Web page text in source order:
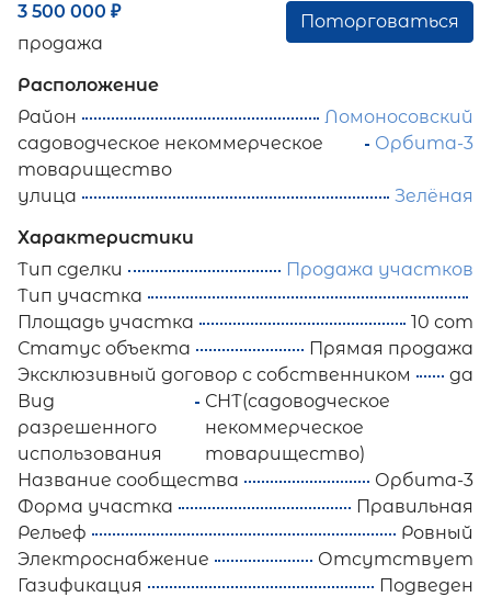
3 500 000 ₽
продажа
Поторговаться
Расположение
Район
Ломоносовский
садоводческое некоммерческое
товарищество
Орбита-3
улица
Зелёная
Характеристики
Тип сделки
Продажа участков
Тип участка
Площадь участка
10 сот
Статус объекта
Прямая продажа
Эксклюзивный договор с собственником
да
Вид
разрешенного
использования
СНТ(садоводческое
некоммерческое
товарищество)
Название сообщества
Орбита-3
Форма участка
Правильная
Рельеф
Ровный
Электроснабжение
Отсутствует
Газификация
Подведен